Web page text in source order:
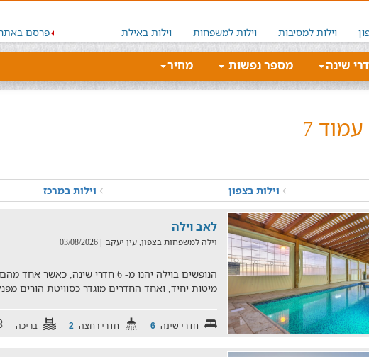
וילות למסיבות וילות למשפחות וילות באילת פרסם
שינה מספר נפשות מחיר
7
וילות בצפון וילות במרכז
לאב וילה
וילה למשפחות בצפון, עין יעקב | 03/08/2026
מיטות יחיד, ואחד החדרים מוגדר כסוויטת הורים
חדרי שינה 6 חדרי רחצה 2 בריכה